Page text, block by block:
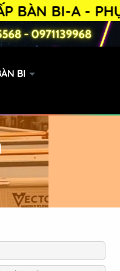
BI-A - PHỤ
BI